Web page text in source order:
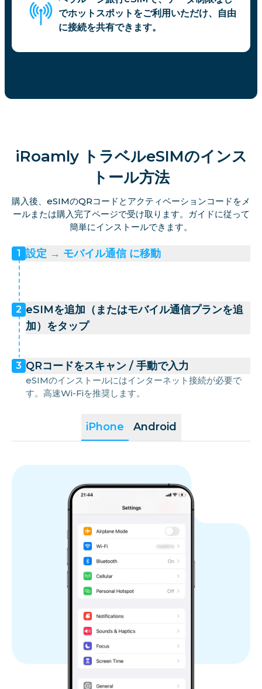
でホットスポットをご利用いただけ、自由
に接続を共有できます。
iRoamly トラベルeSIMのインス
トール方法
購入後、eSIMのQRコードとアクティベーションコードをメ
ールまたは購入完了ページで受け取ります。ガイドに従って
簡単にインストールできます。
iPhone Android
1 設定 → モバイル通信 に移動
2 eSIMを追加（またはモバイル通信プランを追
加）をタップ
3 QRコードをスキャン / 手動で入力
eSIMのインストールにはインターネット接続が必要で
す。高速Wi-Fiを推奨します。